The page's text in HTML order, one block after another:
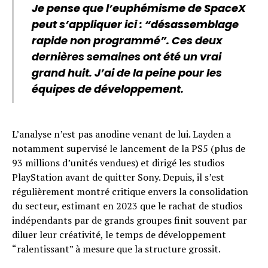
Je pense que l’euphémisme de SpaceX
peut s’appliquer ici : “désassemblage
rapide non programmé”. Ces deux
dernières semaines ont été un vrai
grand huit. J’ai de la peine pour les
équipes de développement.
L’analyse n’est pas anodine venant de lui. Layden a
notamment supervisé le lancement de la PS5 (plus de
93 millions d’unités vendues) et dirigé les studios
PlayStation avant de quitter Sony. Depuis, il s’est
régulièrement montré critique envers la consolidation
du secteur, estimant en 2023 que le rachat de studios
indépendants par de grands groupes finit souvent par
diluer leur créativité, le temps de développement
“ralentissant” à mesure que la structure grossit.